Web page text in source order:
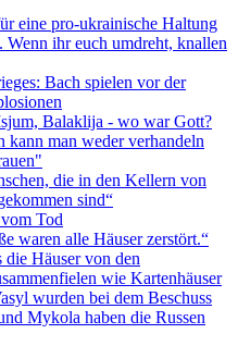
eine pro-ukrainische Haltung
Wenn ihr euch umdreht, knallen
Bach spielen vor der
Balaklija - wo war Gott?
kann man weder verhandeln
die in den Kellern von
sind“
Tod
waren alle Häuser zerstört.“
Häuser von den
wie Kartenhäuser
wurden bei dem Beschuss
Mykola haben die Russen